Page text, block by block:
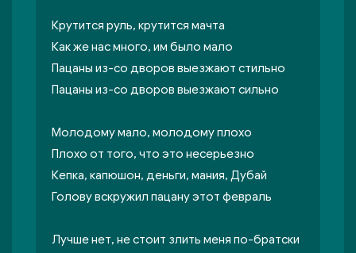
Крутится руль, крутится мачта
Как же нас много, им было мало
Пацаны из-со дворов выезжают стильно
Пацаны из-со дворов выезжают сильно
Молодому мало, молодому плохо
Плохо от того, что это несерьезно
Кепка, капюшон, деньги, мания, Дубай
Голову вскружил пацану этот февраль
Лучше нет, не стоит злить меня по-братски